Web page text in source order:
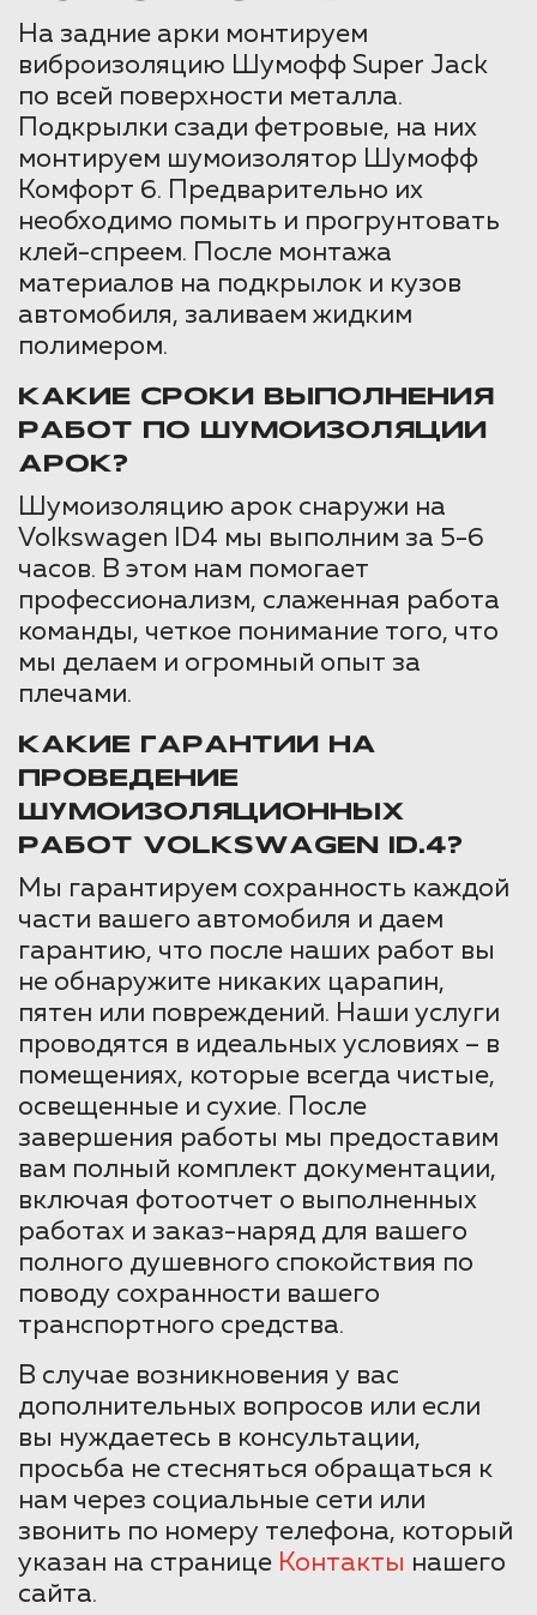
На задние арки монтируем
виброизоляцию Шумофф Super Jack
по всей поверхности металла.
Подкрылки сзади фетровые, на них
монтируем шумоизолятор Шумофф
Комфорт 6. Предварительно их
необходимо помыть и прогрунтовать
клей-спреем. После монтажа
материалов на подкрылок и кузов
автомобиля, заливаем жидким
полимером.
КАКИЕ СРОКИ ВЫПОЛНЕНИЯ
РАБОТ ПО ШУМОИЗОЛЯЦИИ
АРОК?
Шумоизоляцию арок снаружи на
Volkswagen ID4 мы выполним за 5-6
часов. В этом нам помогает
профессионализм, слаженная работа
команды, четкое понимание того, что
мы делаем и огромный опыт за
плечами.
КАКИЕ ГАРАНТИИ НА
ПРОВЕДЕНИЕ
ШУМОИЗОЛЯЦИОННЫХ
РАБОТ VOLKSWAGEN ID.4?
Мы гарантируем сохранность каждой
части вашего автомобиля и даем
гарантию, что после наших работ вы
не обнаружите никаких царапин,
пятен или повреждений. Наши услуги
проводятся в идеальных условиях – в
помещениях, которые всегда чистые,
освещенные и сухие. После
завершения работы мы предоставим
вам полный комплект документации,
включая фотоотчет о выполненных
работах и заказ-наряд для вашего
полного душевного спокойствия по
поводу сохранности вашего
транспортного средства.
В случае возникновения у вас
дополнительных вопросов или если
вы нуждаетесь в консультации,
просьба не стесняться обращаться к
нам через социальные сети или
звонить по номеру телефона, который
указан на странице Контакты нашего
сайта.